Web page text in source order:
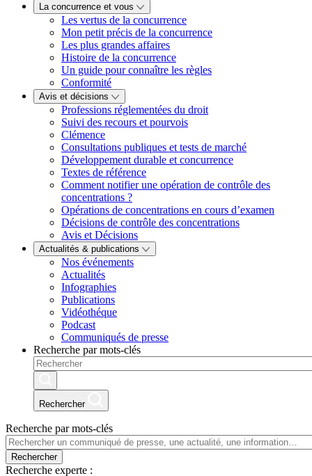
La concurrence et vous
Les vertus de la concurrence
Mon petit précis de la concurrence
Les plus grandes affaires
Histoire de la concurrence
Un guide pour connaître les règles
Conformité
Avis et décisions
Professions réglementées du droit
Suivi des recours et pourvois
Clémence
Consultations publiques et tests de marché
Développement durable et concurrence
Textes de référence
Comment notifier une opération de contrôle des
concentrations ?
Opérations de concentrations en cours d’examen
Décisions de contrôle des concentrations
Avis et Décisions
Actualités & publications
Nos événements
Actualités
Infographies
Publications
Vidéothéque
Podcast
Communiqués de presse
Recherche par mots-clés
Rechercher
Recherche par mots-clés
Rechercher
Recherche experte :